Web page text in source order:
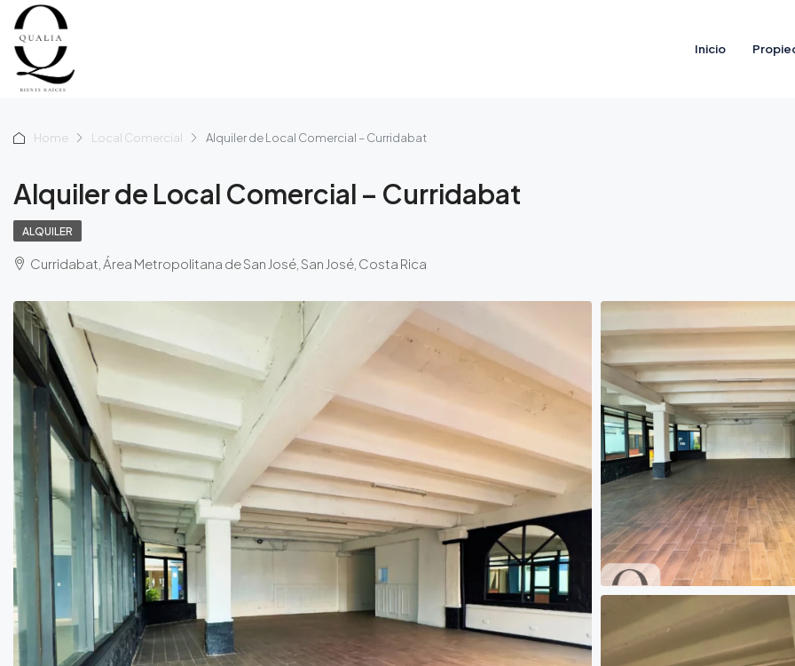
Inicio
Home Local Comercial Alquiler de Local Comercial – Curridabat
Alquiler de Local Comercial – Curridabat
ALQUILER
Curridabat, Área Metropolitana de San José, San José, Costa Rica